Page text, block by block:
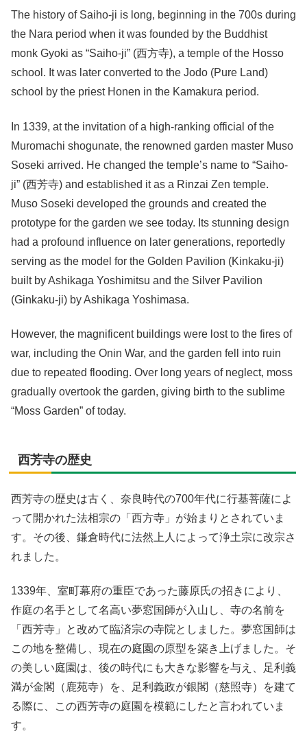
The history of Saiho-ji is long, beginning in the 700s during
the Nara period when it was founded by the Buddhist
monk Gyoki as “Saiho-ji” (西方寺), a temple of the Hosso
school. It was later converted to the Jodo (Pure Land)
school by the priest Honen in the Kamakura period.
In 1339, at the invitation of a high-ranking official of the
Muromachi shogunate, the renowned garden master Muso
Soseki arrived. He changed the temple’s name to “Saiho-
ji” (西芳寺) and established it as a Rinzai Zen temple.
Muso Soseki developed the grounds and created the
prototype for the garden we see today. Its stunning design
had a profound influence on later generations, reportedly
serving as the model for the Golden Pavilion (Kinkaku-ji)
built by Ashikaga Yoshimitsu and the Silver Pavilion
(Ginkaku-ji) by Ashikaga Yoshimasa.
However, the magnificent buildings were lost to the fires of
war, including the Onin War, and the garden fell into ruin
due to repeated flooding. Over long years of neglect, moss
gradually overtook the garden, giving birth to the sublime
“Moss Garden” of today.
西芳寺の歴史
西芳寺の歴史は古く、奈良時代の700年代に行基菩薩によ
って開かれた法相宗の「西方寺」が始まりとされていま
す。その後、鎌倉時代に法然上人によって浄土宗に改宗さ
れました。
1339年、室町幕府の重臣であった藤原氏の招きにより、
作庭の名手として名高い夢窓国師が入山し、寺の名前を
「西芳寺」と改めて臨済宗の寺院としました。夢窓国師は
この地を整備し、現在の庭園の原型を築き上げました。そ
の美しい庭園は、後の時代にも大きな影響を与え、足利義
満が金閣（鹿苑寺）を、足利義政が銀閣（慈照寺）を建て
る際に、この西芳寺の庭園を模範にしたと言われていま
す。